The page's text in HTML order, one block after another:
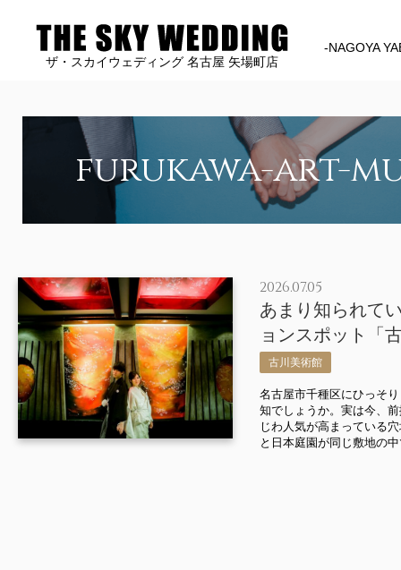
ザ・スカイウェディング 名古屋 矢場町店
-NAGOYA
furukawa-art-
2026.07.05
あまり知られて
ョンスポット「
古川美術館
名古屋市千種区にひっそ
知でしょうか。実は今、
じわ人気が高まっている
と日本庭園が同じ敷地の